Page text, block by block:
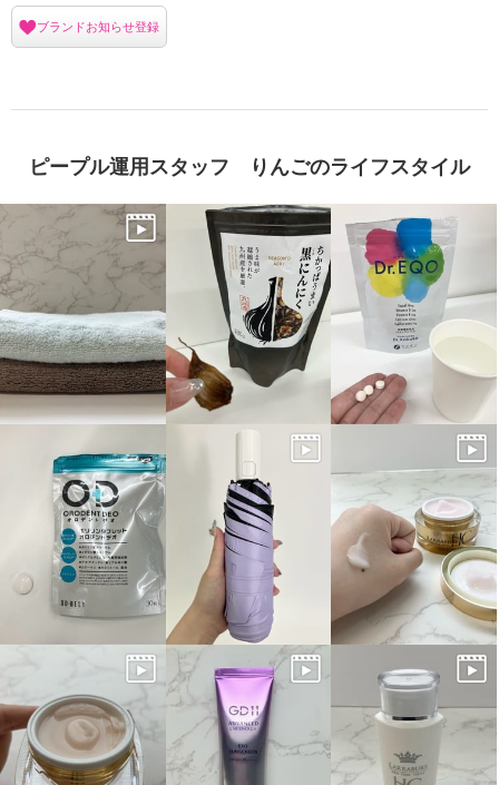
ブランドお知らせ登録
ピープル運用スタッフ りんごのライフスタイル